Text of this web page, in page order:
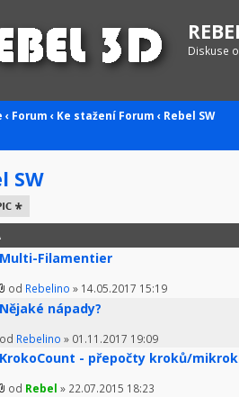
Diskuse
‹ Forum ‹ Ke stažení Forum ‹ Rebel SW
SW
Multi-Filamentier
od Rebelino » 14.05.2017 15:19
Nějaké nápady?
od Rebelino » 01.11.2017 19:09
KrokoCount - přepočty kroků/
od Rebel » 22.07.2015 18:23